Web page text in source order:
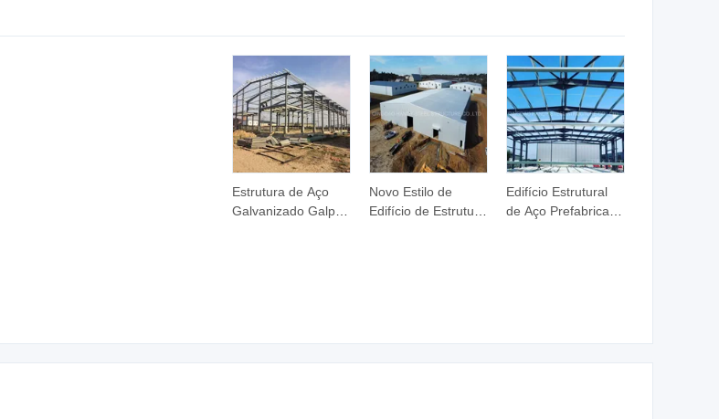
necessidades
internacionais
Edifício de Aço
Prefabricado
Armazém
Prefabricado
Engenheirada
Personalizada
Fábrica
Estrutura de Aço
Galvanizado Galpão
Novo Estilo de
Edifício de Estrutura
Edifício Estrutural
de Aço Prefabricado